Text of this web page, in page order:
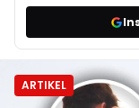
ARTIKEL